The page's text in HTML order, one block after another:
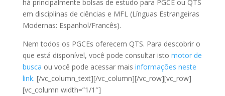
há principalmente bolsas de estudo para PGCE ou QTS
em disciplinas de ciências e MFL (Línguas Estrangeiras
Modernas: Espanhol/Francês).
Nem todos os PGCEs oferecem QTS. Para descobrir o
que está disponível, você pode consultar isto motor de
busca ou você pode acessar mais informações neste
link. [/vc_column_text][/vc_column][/vc_row][vc_row]
[vc_column width=”1/1″]